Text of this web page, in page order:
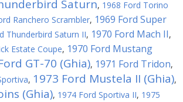
Saturn, 1968 Ford Torino
Ranchero Scrambler, 1969 Ford Super
Thunderbird Saturn II, 1970 Ford Mach II,
Estate Coupe, 1970 Ford Mustang
GT-70 (Ghia), 1971 Ford Tridon,
, 1973 Ford Mustela II (Ghia),
(Ghia), 1974 Ford Sportiva II, 1975